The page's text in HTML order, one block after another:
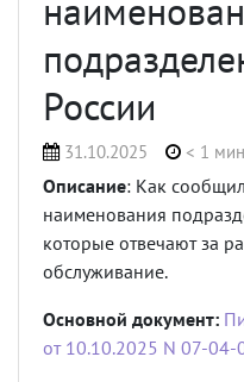
России
31.10.2025 < 1
Описание: Как
наименования
которые отвечают за
обслуживание.
Основной документ:
от 10.10.2025 N 07-